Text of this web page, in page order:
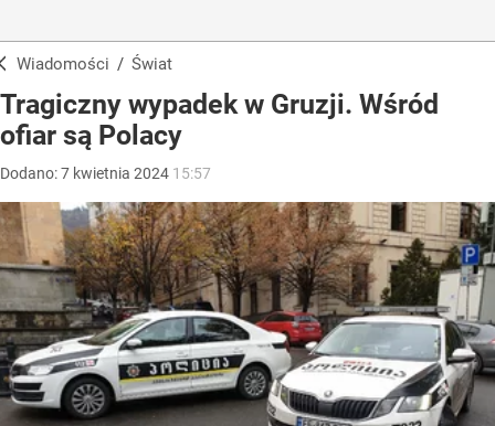
Wiadomości / Świat
Tragiczny wypadek w Gruzji. Wśród
ofiar są Polacy
Dodano:7 kwietnia 2024 15:57